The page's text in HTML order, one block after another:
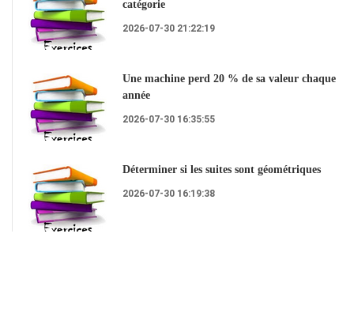
catégorie
2026-07-30 21:22:19
Une machine perd 20 % de sa valeur chaque
année
2026-07-30 16:35:55
Déterminer si les suites sont géométriques
2026-07-30 16:19:38